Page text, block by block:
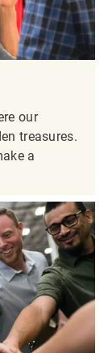
our
treasures.
a